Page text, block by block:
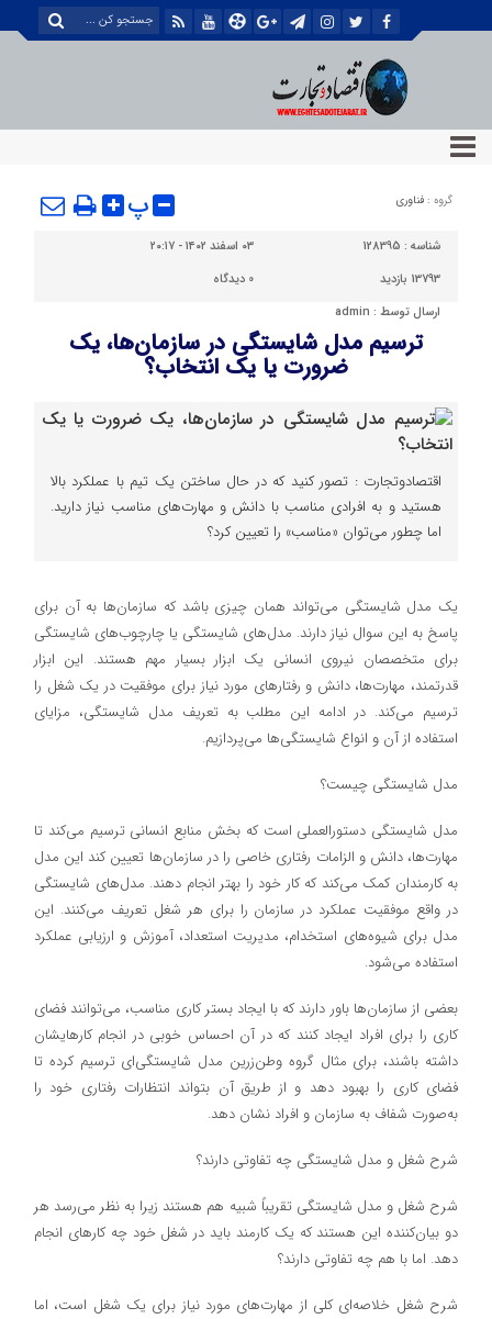
گروه : فناوری پ
شناسه : 128395
۰۳ اسفند ۱۴۰۲ - ۲۰:۱۷
13793 بازدید
0 دیدگاه
ارسال توسط : admin
ترسیم مدل شایستگی در سازمان‌ها، یک
ضرورت یا یک انتخاب؟
اقتصادوتجارت : تصور کنید که در حال ساختن یک تیم با عملکرد بالا
هستید و به افرادی مناسب با دانش و مهارت‌های مناسب نیاز دارید.
اما چطور می‌توان «مناسب» را تعیین کرد؟
یک مدل شایستگی می‌تواند همان چیزی باشد که سازمان‌ها به آن برای
پاسخ به این سوال نیاز دارند. مدل‌های شایستگی یا چارچوب‌های شایستگی
برای متخصصان نیروی انسانی یک ابزار بسیار مهم هستند. این ابزار
قدرتمند، مهارت‌ها، دانش و رفتارهای مورد نیاز برای موفقیت در یک شغل را
ترسیم می‌کند. در ادامه این مطلب به تعریف مدل شایستگی، مزایای
استفاده از آن و انواع شایستگی‌ها می‌پردازیم.
مدل شایستگی چیست؟
مدل شایستگی دستورالعملی است که بخش منابع انسانی ترسیم می‌کند تا
مهارت‌ها، دانش و الزامات رفتاری خاصی را در سازمان‌ها تعیین ‌کند این مدل
به کارمندان کمک می‌کند که کار خود را بهتر انجام دهند. مدل‌های شایستگی
در واقع موفقیت عملکرد در سازمان را برای هر شغل تعریف می‌کنند. این
مدل برای شیوه‌های استخدام، مدیریت استعداد، آموزش و ارزیابی عملکرد
استفاده می‌شود.
بعضی از سازمان‌ها باور دارند که با ایجاد بستر کاری مناسب، می‌توانند فضای
کاری را برای افراد ایجاد کنند که در آن احساس خوبی در انجام کارهایشان
داشته باشند، برای مثال گروه وطن‌زرین مدل شایستگی‌ای ترسیم کرده تا
فضای کاری را بهبود دهد و از طریق آن بتواند انتظارات رفتاری خود را
به‌صورت شفاف به سازمان و افراد نشان دهد.
شرح شغل و مدل شایستگی چه تفاوتی دارند؟
شرح شغل و مدل شایستگی تقریباً شبیه هم هستند زیرا به نظر می‌رسد هر
دو بیان‌کننده این هستند که یک کارمند باید در شغل خود چه کارهای انجام
دهد. اما با هم چه تفاوتی دارند؟
شرح شغل خلاصه‌ای کلی از مهارت‌های مورد نیاز برای یک شغل است، اما